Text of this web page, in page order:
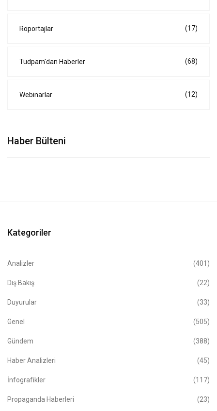
Röportajlar (17)
Tudpam'dan Haberler (68)
Webinarlar (12)
Haber Bülteni
Kategoriler
Analizler (401)
Dış Bakış (22)
Duyurular (33)
Genel (505)
Gündem (388)
Haber Analizleri (45)
İnfografikler (117)
Propaganda Haberleri (23)